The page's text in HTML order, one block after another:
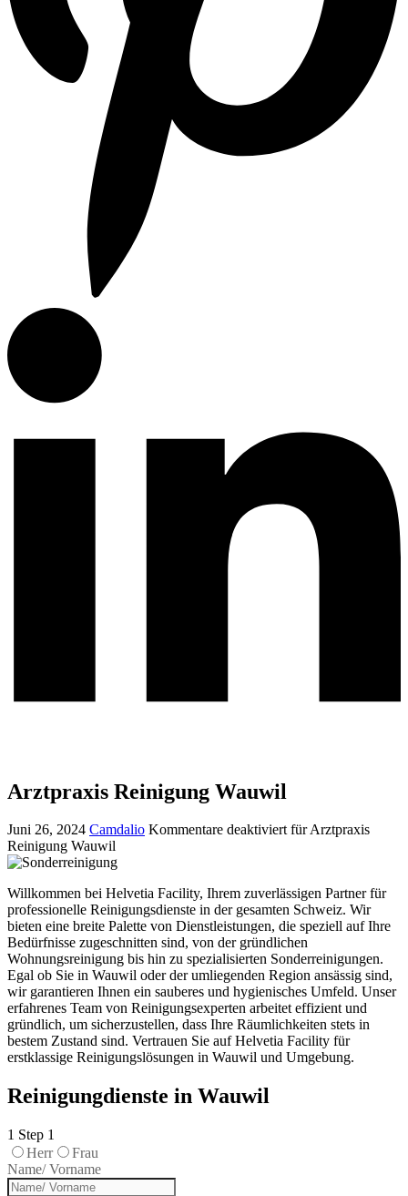
Arztpraxis Reinigung Wauwil
Juni 26, 2024 Camdalio Kommentare deaktiviertfür Arztpraxis
Reinigung Wauwil
Willkommen bei Helvetia Facility, Ihrem zuverlässigen Partner für
professionelle Reinigungsdienste in der gesamten Schweiz. Wir
bieten eine breite Palette von Dienstleistungen, die speziell auf Ihre
Bedürfnisse zugeschnitten sind, von der gründlichen
Wohnungsreinigung bis hin zu spezialisierten Sonderreinigungen.
Egal ob Sie in Wauwil oder der umliegenden Region ansässig sind,
wir garantieren Ihnen ein sauberes und hygienisches Umfeld. Unser
erfahrenes Team von Reinigungsexperten arbeitet effizient und
gründlich, um sicherzustellen, dass Ihre Räumlichkeiten stets in
bestem Zustand sind. Vertrauen Sie auf Helvetia Facility für
erstklassige Reinigungslösungen in Wauwil und Umgebung.
Reinigungdienste in Wauwil
1 Step 1
Herr
Frau
Name/ Vorname